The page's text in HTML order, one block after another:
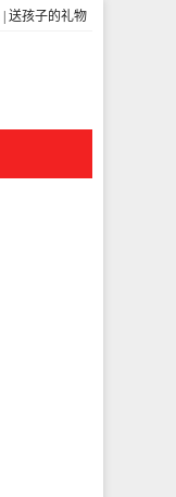
送孩子的礼物